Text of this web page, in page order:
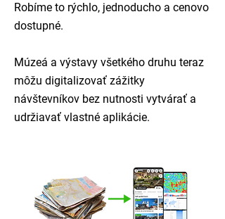
Robíme to rýchlo, jednoducho a cenovo
dostupné.
Múzeá a výstavy všetkého druhu teraz
môžu digitalizovať zážitky
návštevníkov bez nutnosti vytvárať a
udržiavať vlastné aplikácie.